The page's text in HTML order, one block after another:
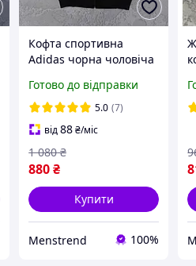
Кофта спортивна
Adidas чорна чоловіча
весна-літо-осінь,
Спортивка олімпійка
Адідас
Готово до відправки
5.0 (7)
від88₴/міс
880₴
1 080 ₴
Купити
Menstrend 100%